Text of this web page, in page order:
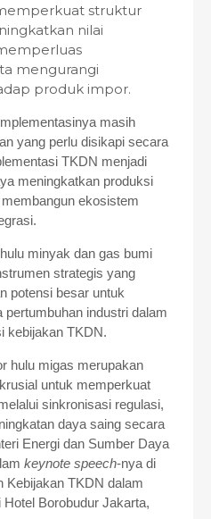
struktur
nilai
mengurangi
produk impor.
masih
yang perlu disikapi secara
TKDN menjadi
meningkatkan produksi
ekosistem
minyak dan gas bumi
strategis yang
potensi besar untuk
pertumbuhan industri dalam
kebijakan TKDN.
hulu migas merupakan
untuk memperkuat
sinkronisasi regulasi,
daya saing secara
Energi dan Sumber Daya
keynote speech-nya di
Kebijakan TKDN dalam
Borobudur Jakarta,